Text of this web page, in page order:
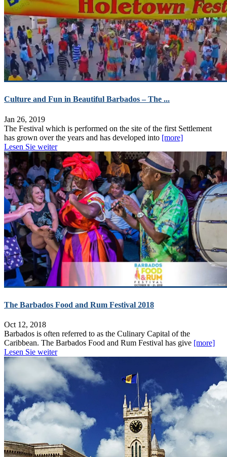
Culture and Fun in Beautiful Barbados – The ...
Jan 26, 2019
The Festival which is performed on the site of the first Settlement
has grown over the years and has developed into [more]
Lesen Sie weiter
The Barbados Food and Rum Festival 2018
Oct 12, 2018
Barbados is often referred to as the Culinary Capital of the
Caribbean. The Barbados Food and Rum Festival has give [more]
Lesen Sie weiter